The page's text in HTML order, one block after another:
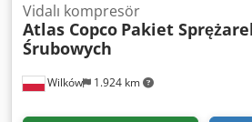
Wilków 1.924 km
Vidalı kompresör
Atlas Copco Pakiet
Śrubowych